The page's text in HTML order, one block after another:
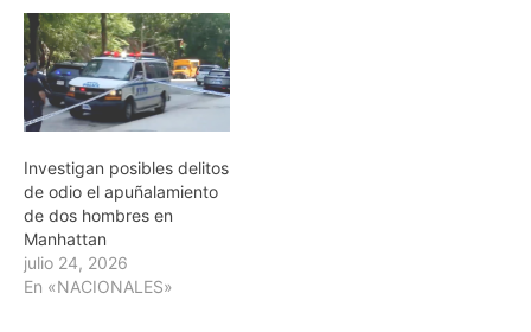
Investigan posibles delitos
de odio el apuñalamiento
de dos hombres en
Manhattan
julio 24, 2026
En «NACIONALES»